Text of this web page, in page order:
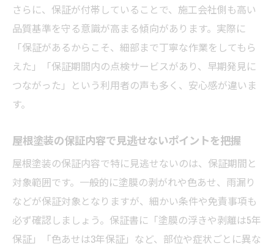
保証期間中の屋根塗装点検とアフター対応
の重要性
屋根塗装の保証請求時に必要な手順と注意
点
屋根塗装保証を最大限に引き出す書類の整
長持ちする屋根塗装を叶える保証活用術を解説
屋根塗装の保証を長持ちに直結させる選び
長期保証付き屋根塗装で維持コストを抑え
る方法
屋根塗装の保証活用で失敗しない塗料の選
さらに、保証が付帯していることで、施工会社側も高い
品質基準を守る意識が高まる傾向があります。実際に
「保証があるからこそ、細部まで丁寧な作業をしてもら
えた」「保証期間内の点検サービスがあり、早期発見に
つながった」という利用者の声も多く、安心感が違いま
す。
屋根塗装の保証内容で見逃せないポイントを把握
屋根塗装の保証内容で特に見逃せないのは、保証期間と
対象範囲です。一般的に塗膜の剥がれや色あせ、雨漏り
などが保証対象となりますが、細かい条件や免責事項も
必ず確認しましょう。保証書に「塗膜の浮きや剥離は5年
保証」「色あせは3年保証」など、部位や症状ごとに異な